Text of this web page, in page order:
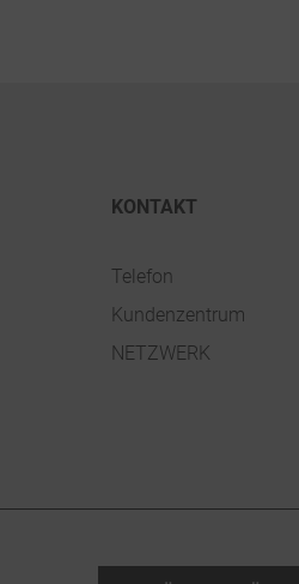
KONTAKT
Telefon
Kundenzentrum
NETZWERK